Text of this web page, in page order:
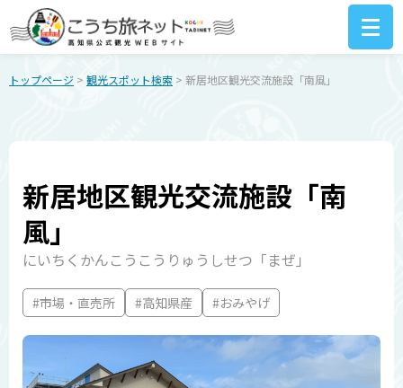
トップページ > 観光スポット検索 > 新居地区観光交流施設「南風」
新居地区観光交流施設「南
風」
にいちくかんこうこうりゅうしせつ「まぜ」
#市場・直売所 #高知県産 #おみやげ